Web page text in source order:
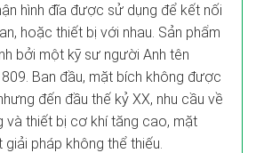
hình đĩa được sử dụng để kết nối
hoặc thiết bị với nhau. Sản phẩm
bởi một kỹ sư người Anh tên
Ban đầu, mặt bích không được
đến đầu thế kỷ XX, nhu cầu về
và thiết bị cơ khí tăng cao, mặt
pháp không thể thiếu.